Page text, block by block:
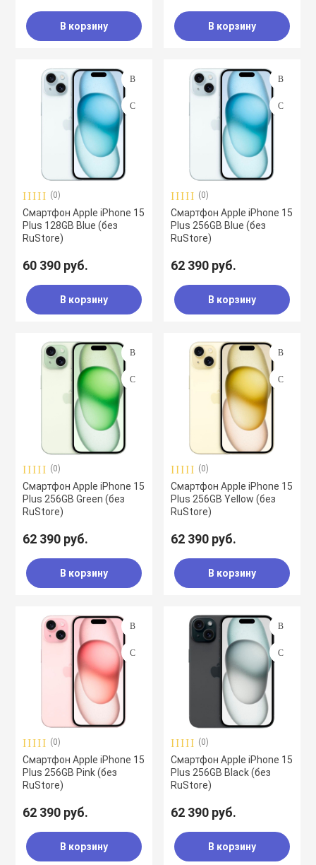
В корзину В корзину
(0)
Смартфон Apple iPhone 15
Plus 128GB Blue (без
RuStore)
60 390 руб.
В корзину
(0)
Смартфон Apple iPhone 15
Plus 256GB Blue (без
RuStore)
62 390 руб.
В корзину
(0)
Смартфон Apple iPhone 15
Plus 256GB Green (без
RuStore)
62 390 руб.
В корзину
(0)
Смартфон Apple iPhone 15
Plus 256GB Yellow (без
RuStore)
62 390 руб.
В корзину
(0)
Смартфон Apple iPhone 15
Plus 256GB Pink (без
RuStore)
62 390 руб.
В корзину
(0)
Смартфон Apple iPhone 15
Plus 256GB Black (без
RuStore)
62 390 руб.
В корзину